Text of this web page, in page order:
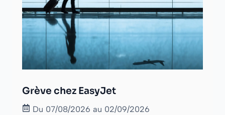
Grève chez EasyJet
Du 07/08/2026 au 02/09/2026